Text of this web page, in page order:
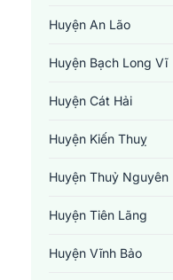
Huyện An Lão
Huyện Bạch Long Vĩ
Huyện Cát Hải
Huyện Kiến Thuỵ
Huyện Thuỷ Nguyên
Huyện Tiên Lãng
Huyện Vĩnh Bảo